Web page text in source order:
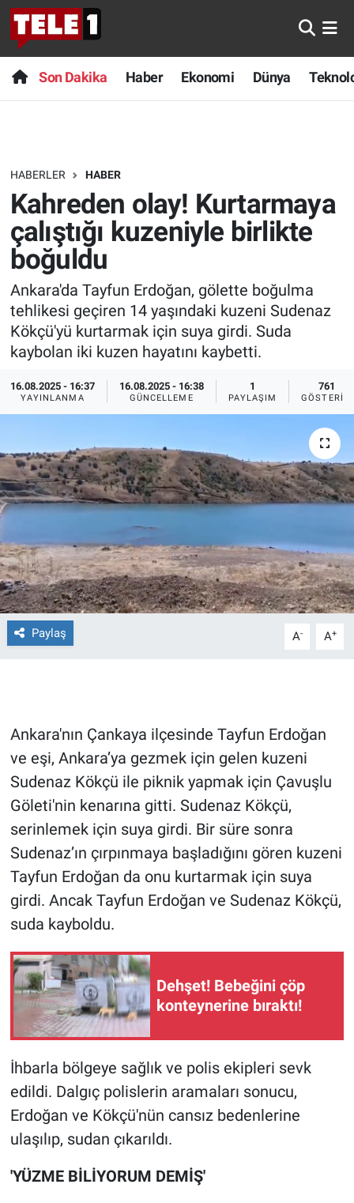
Son Dakika Haber Ekonomi Dünya
HABERLER HABER
Kahreden olay! Kurtarmaya
çalıştığı kuzeniyle birlikte
boğuldu
Ankara'da Tayfun Erdoğan, gölette boğulma
tehlikesi geçiren 14 yaşındaki kuzeni Sudenaz
Kökçü'yü kurtarmak için suya girdi. Suda
kaybolan iki kuzen hayatını kaybetti.
16.08.2025 - 16:37
YAYINLANMA
16.08.2025 - 16:38
GÜNCELLEME
1
PAYLAŞIM
761
GÖSTERIM
Paylaş A- A+
Ankara'nın Çankaya ilçesinde Tayfun Erdoğan
ve eşi, Ankara’ya gezmek için gelen kuzeni
Sudenaz Kökçü ile piknik yapmak için Çavuşlu
Göleti'nin kenarına gitti. Sudenaz Kökçü,
serinlemek için suya girdi. Bir süre sonra
Sudenaz’ın çırpınmaya başladığını gören kuzeni
Tayfun Erdoğan da onu kurtarmak için suya
girdi. Ancak Tayfun Erdoğan ve Sudenaz Kökçü,
suda kayboldu.
Dehşet! Bebeğini çöp
konteynerine bıraktı!
İhbarla bölgeye sağlık ve polis ekipleri sevk
edildi. Dalgıç polislerin aramaları sonucu,
Erdoğan ve Kökçü'nün cansız bedenlerine
ulaşılıp, sudan çıkarıldı.
'YÜZME BİLİYORUM DEMİŞ'
Anında Manşet
Başka Sohbetler
Bilim turu
Bilim ve Teknoloji Evreni
Doğa Konuşuyor
Dünya
Ege Saati
Ege'den Esintiler
Eğlence
Ekonomi
Forum
Gerçeğin İzinde
Gün Başlıyor
Gündem Özel
Günün görüntüsü
Haber
İlan
Kimdir
Kültür Sanat
Ne demişti
Nedir
Popüler
Programlar
Son Dakika
Haber
Dünya
Teknoloji
Sağlık
Spor
Yayın Akışı
İletişim
Nöbetçi Eczaneler
Hava Durumu
Trafik Durumu
Süper Lig Puan Durumu ve Fikstür
Tüm Manşetler
Son Dakika Haberleri
Haber Arşivi